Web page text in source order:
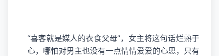
“喜客就是媒人的衣食父母”，女主将这句话烂熟于
心，哪怕对男主也没有一点情情爱爱的心思，只有